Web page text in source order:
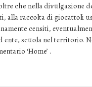
che nella divulgazione
alla raccolta di giocattoli
censiti,
ente, scuola nel territorio.
‘Home’ .